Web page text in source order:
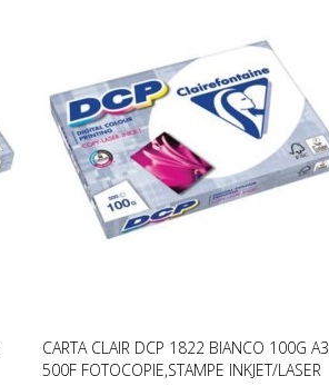
CARTA CLAIR DCP 1822 BIANCO 100G A3
500F FOTOCOPIE,STAMPE INKJET/LASER